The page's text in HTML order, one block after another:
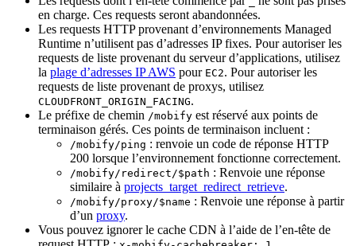
en charge. Ces requests seront abandonnées.
Les requests HTTP provenant d’environnements Managed
Runtime n’utilisent pas d’adresses IP fixes. Pour autoriser les
requests de liste provenant du serveur d’applications, utilisez
la plage d’adresses IP AWS pour EC2. Pour autoriser les
requests de liste provenant de proxys, utilisez
CLOUDFRONT_ORIGIN_FACING.
Le préfixe de chemin /mobify est réservé aux points de
terminaison gérés. Ces points de terminaison incluent :
/mobify/ping : renvoie un code de réponse HTTP
200 lorsque l’environnement fonctionne correctement.
/mobify/redirect/$path : Renvoie une réponse
similaire à projects_target_redirect_retrieve.
/mobify/proxy/$name : Renvoie une réponse à partir
d’un proxy.
Vous pouvez ignorer le cache CDN à l’aide de l’en-tête de